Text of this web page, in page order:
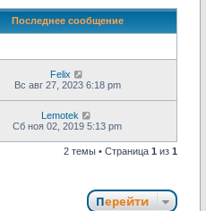
Последнее сообщение
Felix
Вс авг 27, 2023 6:18 pm
Lemotek
Сб ноя 02, 2019 5:13 pm
2 темы • Страница 1 из 1
Перейти